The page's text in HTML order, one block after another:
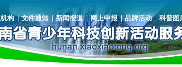
构 文件通知 新闻报道 网上申报 品牌活动 科普图